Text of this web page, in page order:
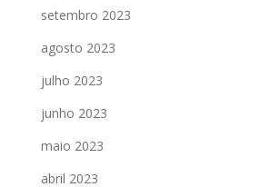
setembro 2023
agosto 2023
julho 2023
junho 2023
maio 2023
abril 2023